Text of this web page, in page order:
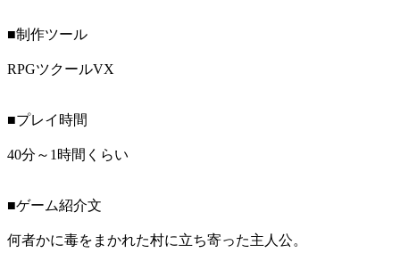
■制作ツール
RPGツクールVX
■プレイ時間
40分～1時間くらい
■ゲーム紹介文
何者かに毒をまかれた村に立ち寄った主人公。